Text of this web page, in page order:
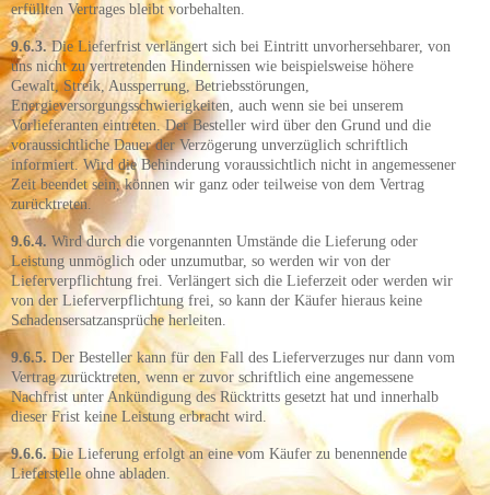
erfüllten Vertrages bleibt vorbehalten.
9.6.3.Die Lieferfrist verlängert sich bei Eintritt unvorhersehbarer, von
uns nicht zu vertretenden Hindernissen wie beispielsweise höhere
Gewalt, Streik, Aussperrung, Betriebsstörungen,
Energieversorgungsschwierigkeiten, auch wenn sie bei unserem
Vorlieferanten eintreten. Der Besteller wird über den Grund und die
voraussichtliche Dauer der Verzögerung unverzüglich schriftlich
informiert. Wird die Behinderung voraussichtlich nicht in angemessener
Zeit beendet sein, können wir ganz oder teilweise von dem Vertrag
zurücktreten.
9.6.4. Wird durch die vorgenannten Umstände die Lieferung oder
Leistung unmöglich oder unzumutbar, so werden wir von der
Lieferverpflichtung frei. Verlängert sich die Lieferzeit oder werden wir
von der Lieferverpflichtung frei, so kann der Käufer hieraus keine
Schadensersatzansprüche herleiten.
9.6.5. Der Besteller kann für den Fall des Lieferverzuges nur dann vom
Vertrag zurücktreten, wenn er zuvor schriftlich eine angemessene
Nachfrist unter Ankündigung des Rücktritts gesetzt hat und innerhalb
dieser Frist keine Leistung erbracht wird.
9.6.6.Die Lieferung erfolgt an eine vom Käufer zu benennende
Lieferstelle ohne abladen.